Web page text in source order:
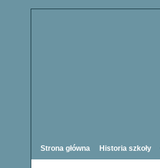
Strona główna Historia szkoły